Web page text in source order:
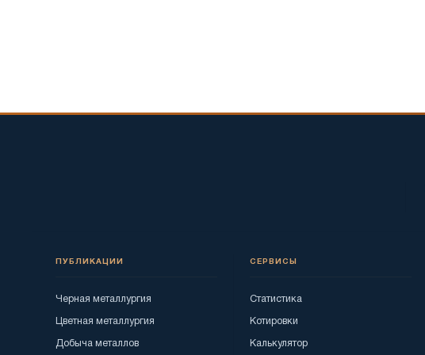
ПУБЛИКАЦИИ
Черная металлургия
Цветная металлургия
Добыча металлов
СЕРВИСЫ
Статистика
Котировки
Калькулятор